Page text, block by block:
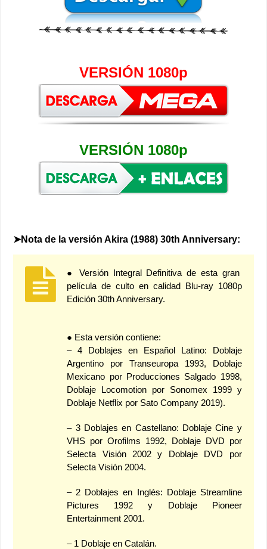
VERSIÓN 1080p
VERSIÓN 1080p
➤Nota de la versión Akira (1988) 30th Anniversary:
● Versión Integral Definitiva de esta gran
película de culto en calidad Blu-ray 1080p
Edición 30th Anniversary.
● Esta versión contiene:
– 4 Doblajes en Español Latino: Doblaje
Argentino por Transeuropa 1993, Doblaje
Mexicano por Producciones Salgado 1998,
Doblaje Locomotion por Sonomex 1999 y
Doblaje Netflix por Sato Company 2019).
– 3 Doblajes en Castellano: Doblaje Cine y
VHS por Orofilms 1992, Doblaje DVD por
Selecta Visión 2002 y Doblaje DVD por
Selecta Visión 2004.
– 2 Doblajes en Inglés: Doblaje Streamline
Pictures 1992 y Doblaje Pioneer
Entertainment 2001.
– 1 Doblaje en Catalán.